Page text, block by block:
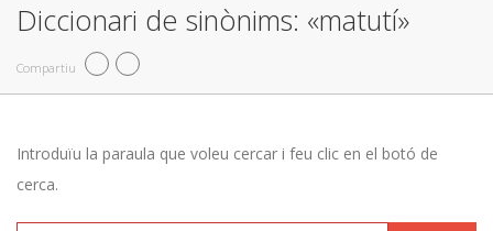
Diccionari de sinònims: «matutí»
Compartiu
Introduïu la paraula que voleu cercar i feu clic en el botó de
cerca.